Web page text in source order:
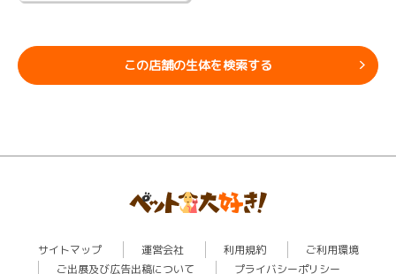
この店舗の生体を検索する
サイトマップ 運営会社 利用規約
ご利用環境
ご出展及び広告出稿について
プライバシーポリシー